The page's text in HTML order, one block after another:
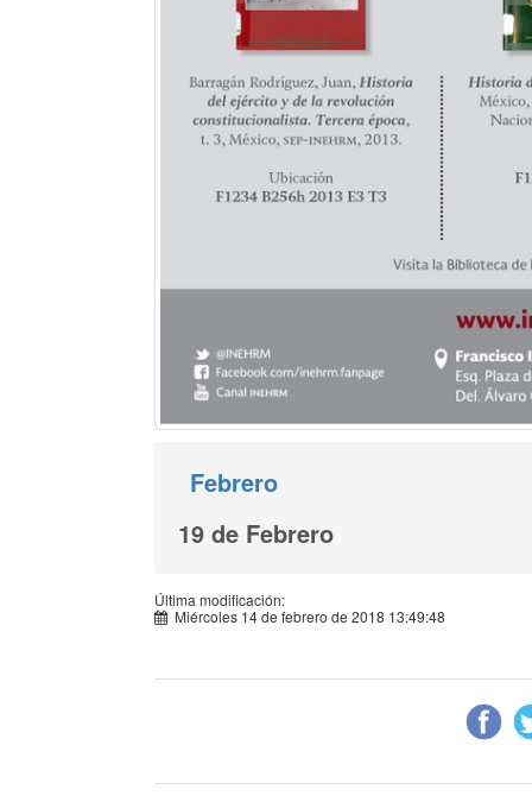
Febrero
19 de Febrero
Última modificación:
Miércoles 14 de febrero de 2018 13:49:48